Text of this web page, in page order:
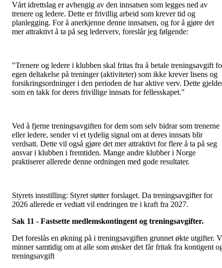
Vårt idrettslag er avhengig av den innsatsen som legges ned av
trenere og ledere. Dette er frivillig arbeid som krever tid og
planlegging. For å anerkjenne denne innsatsen, og for å gjøre det
mer attraktivt å ta på seg lederverv, foreslår jeg følgende:
"Trenere og ledere i klubben skal fritas fra å betale treningsavgift
egen deltakelse på treninger (aktiviteter) som ikke krever lisens og
forsikringsordninger i den perioden de har aktive verv. Dette
som en takk for deres frivillige innsats for fellesskapet."
Ved å fjerne treningsavgiften for dem som selv bidrar som trenerne
eller ledere, sender vi et tydelig signal om at deres innsats blir
verdsatt. Dette vil også gjøre det mer attraktivt for flere å ta på seg
ansvar i klubben i fremtiden. Mange andre klubber i Norge
praktiserer allerede denne ordningen med gode resultater.
Styrets innstilling: Styret støtter forslaget. Da treningsavgifter for
2026 allerede er vedtatt vil endringen tre i kraft fra 2027.
Sak 11 - Fastsette medlemskontingent og treningsavgifter.
Det foreslås en økning på i treningsavgiften grunnet økte utgifter.
minner samtidig om at alle som ønsker det får fritak fra kontigent
treningsavgift